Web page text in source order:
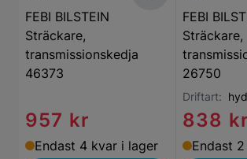
FEBI BILSTEIN
Sträckare,
transmissionskedja
46373
957 kr
Endast 4 kvar i lager
FEBI
Sträckare,
26750
Driftart:
838 kr
Endast